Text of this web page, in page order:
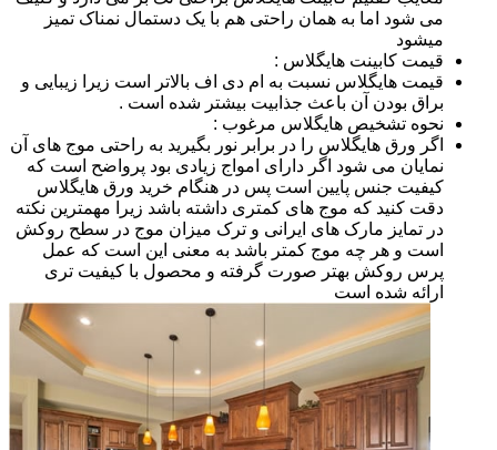
می شود اما به همان راحتی هم با یک دستمال نمناک تمیز
میشود
قیمت کابینت هایگلاس :
قیمت هایگلاس نسبت به ام دی اف بالاتر است زیرا زیبایی و
براق بودن آن باعث جذابیت بیشتر شده است .
نحوه تشخیص هایگلاس مرغوب :
اگر ورق هایگلاس را در برابر نور بگیرید به راحتی موج های آن
نمایان می شود اگر دارای امواج زیادی بود پرواضح است که
کیفیت جنس پایین است پس در هنگام خرید ورق هایگلاس
دقت کنید که موج های کمتری داشته باشد زیرا مهمترین نکته
در تمایز مارک های ایرانی و ترک میزان موج در سطح روکش
است و هر چه موج کمتر باشد به معنی این است که عمل
پرس روکش بهتر صورت گرفته و محصول با کیفیت تری
ارائه شده است